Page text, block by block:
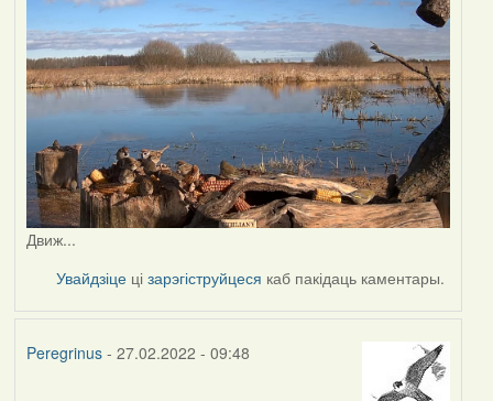
Движ...
Увайдзіце цізарэгіструйцеся каб пакідаць каментары.
Peregrinus- 27.02.2022 - 09:48